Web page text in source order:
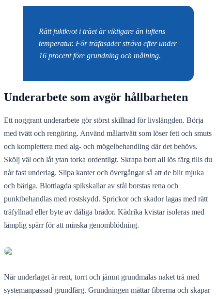
Rätt fuktkvot i träet är viktigare än luftens
temperatur. För träfasader sträva efter under
16 procent före grundning och målning.
Underarbete som avgör hållbarheten
Ett noggrant underarbete gör störst skillnad för livslängden. Börja
med tvätt och rengöring. Använd målartvätt som löser fett och smuts
och komplettera med alg- och mögelbehandling där det behövs.
Skölj väl och låt ytan torka ordentligt. Skrapa bort all lös färg tills du
når fast underlag. Slipa kanter och övergångar så att de blir mjuka
och bäriga. Blottlagda spikskallar av stål borstas rena och
punktbehandlas med rostskydd. Sprickor och skador lagas med rätt
träfyllnad eller byte av dåliga brädor. Kådrika kvistar isoleras med
lämplig spärr för att minska genomblödning.
När underlaget är rent, torrt och jämnt grundmålas naket trä med
systemanpassad grundfärg. Grundningen mättar fibrerna och skapar